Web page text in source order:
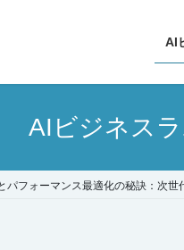
AI
AIビジネス
パフォーマンス最適化の秘訣：次